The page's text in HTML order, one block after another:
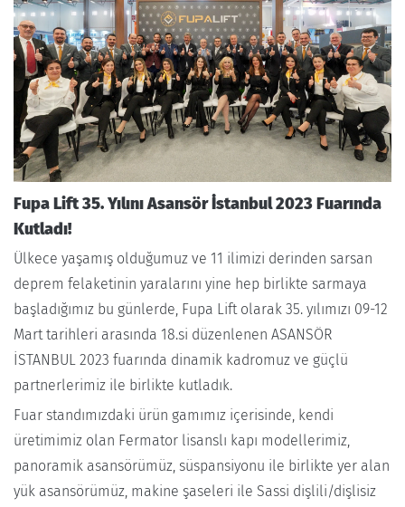
Fupa Lift 35. Yılını Asansör İstanbul 2023 Fuarında
Kutladı!
Ülkece yaşamış olduğumuz ve 11 ilimizi derinden sarsan
deprem felaketinin yaralarını yine hep birlikte sarmaya
başladığımız bu günlerde, Fupa Lift olarak 35. yılımızı 09-12
Mart tarihleri arasında 18.si düzenlenen ASANSÖR
İSTANBUL 2023 fuarında dinamik kadromuz ve güçlü
partnerlerimiz ile birlikte kutladık.
Fuar standımızdaki ürün gamımız içerisinde, kendi
üretimimiz olan Fermator lisanslı kapı modellerimiz,
panoramik asansörümüz, süspansiyonu ile birlikte yer alan
yük asansörümüz, makine şaseleri ile Sassi dişlili/dişlisiz